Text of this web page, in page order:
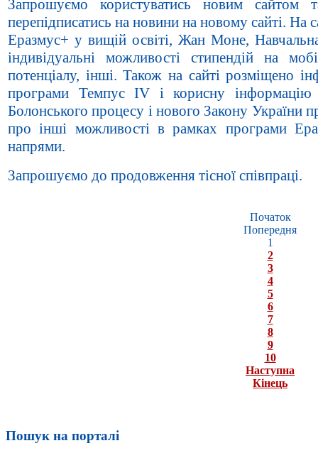
Запрошуємо користуватись новим сайтом
перепідписатись на новини на новому сайті.
Еразмус+ у вищій освіті, Жан Моне,
індивідуальні можливості стипендій на
потенціалу, інші. Також на сайті розміщено
програми Темпус IV і корисну
Болонського процесу і нового Закону України
про інші можливості в рамках програми
напрями.
Запрошуємо до продовження тісної співпраці.
Початок
Попередня
1
2
3
4
5
6
7
8
9
10
Наступна
Кінець
Пошук на порталі